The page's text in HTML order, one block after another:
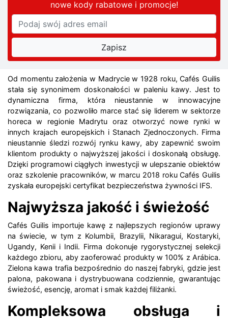
nowe kody rabatowei promocje!
Od momentu założenia w Madrycie w 1928 roku, Cafés Guilis
stała się synonimem doskonałości w paleniu kawy. Jest to
dynamiczna firma, która nieustannie w innowacyjne
rozwiązania, co pozwoliło marce stać się liderem w sektorze
horeca w regionie Madrytu oraz otworzyć nowe rynki w
innych krajach europejskich i Stanach Zjednoczonych. Firma
nieustannie śledzi rozwój rynku kawy, aby zapewnić swoim
klientom produkty o najwyższej jakości i doskonałą obsługę.
Dzięki programowi ciągłych inwestycji w ulepszanie obiektów
oraz szkolenie pracowników, w marcu 2018 roku Cafés Guilis
zyskała europejski certyfikat bezpieczeństwa żywności IFS.
Najwyższa jakość i świeżość
Cafés Guilis importuje kawę z najlepszych regionów uprawy
na świecie, w tym z Kolumbii, Brazylii, Nikaragui, Kostaryki,
Ugandy, Kenii i Indii. Firma dokonuje rygorystycznej selekcji
każdego zbioru, aby zaoferować produkty w 100% z Arábica.
Zielona kawa trafia bezpośrednio do naszej fabryki, gdzie jest
palona, pakowana i dystrybuowana codziennie, gwarantując
świeżość, esencję, aromat i smak każdej filiżanki.
Kompleksowa obsługa i